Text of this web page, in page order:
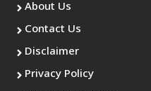
About Us
Contact Us
Disclaimer
Privacy Policy